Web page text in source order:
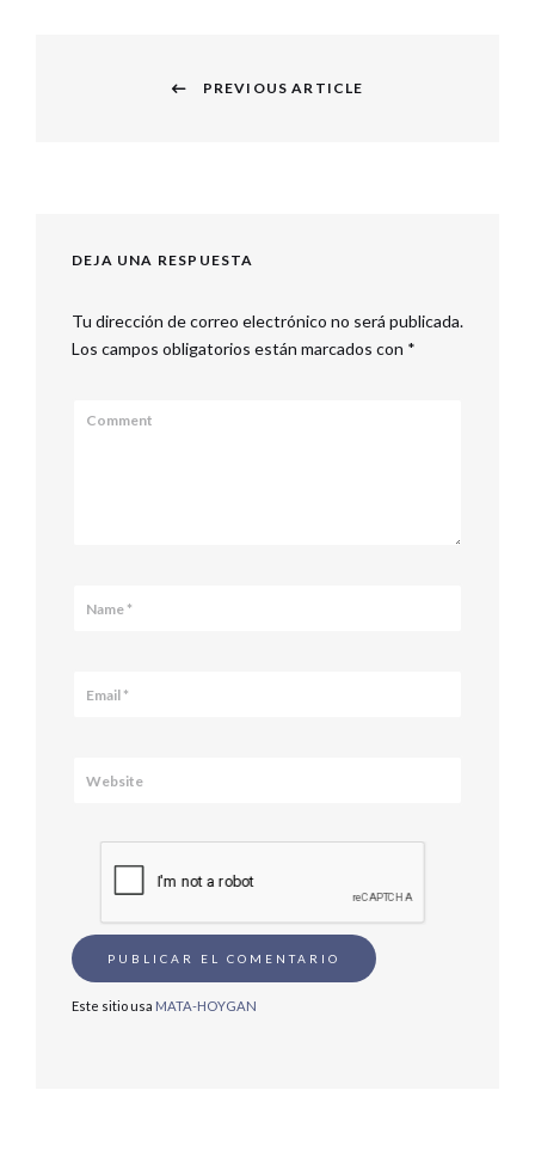
PREVIOUS ARTICLE
DEJA UNA RESPUESTA
Tu dirección de correo electrónico no será publicada.
Los campos obligatorios están marcados con *
Este sitio usa MATA-HOYGAN